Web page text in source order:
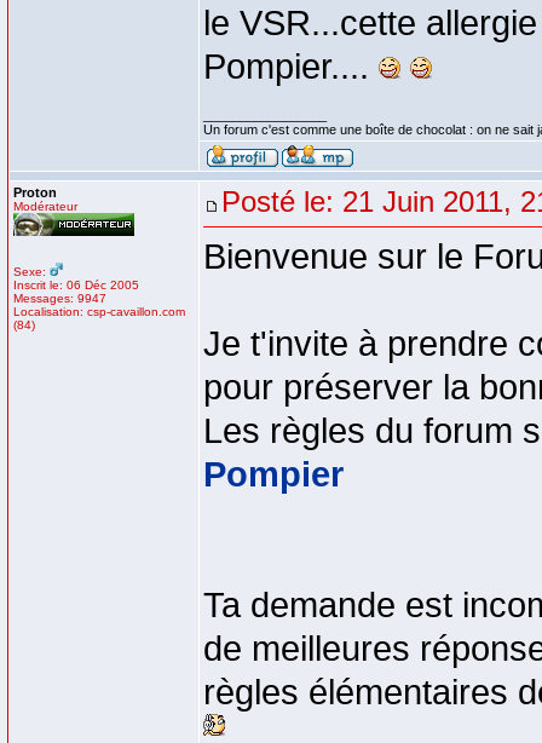
le VSR...cette
Pompier....
Un forum c'est comme une boîte de chocolat : on ne sait
Proton
Modérateur
Sexe:
Inscrit le: 06 Déc 2005
Messages: 9947
Localisation: csp-cavaillon.com
(84)
Posté le: 21 Juin 2011,
Bienvenue sur le
Je t'invite à prendre
pour préserver la
Les règles du forum
Pompier
Ta demande est
de meilleures
règles élémentaires